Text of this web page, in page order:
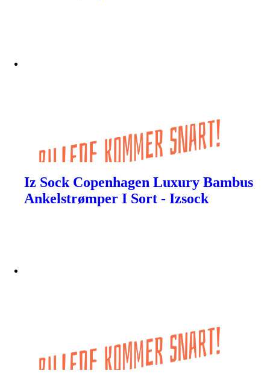
Iz Sock Copenhagen Luxury Bambus
Ankelstrømper I Sort - Izsock